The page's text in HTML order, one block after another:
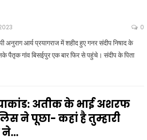
0
आर्य प्रयागराज में शहीद हुए गनर संदीप निषाद के
पैतृक गांव बिसईपुर एक बार फिर से पहुंचे। संदीप के पिता
अतीक के भाई अशरफ
ने पूछा- कहां है तुम्हारी
ने…